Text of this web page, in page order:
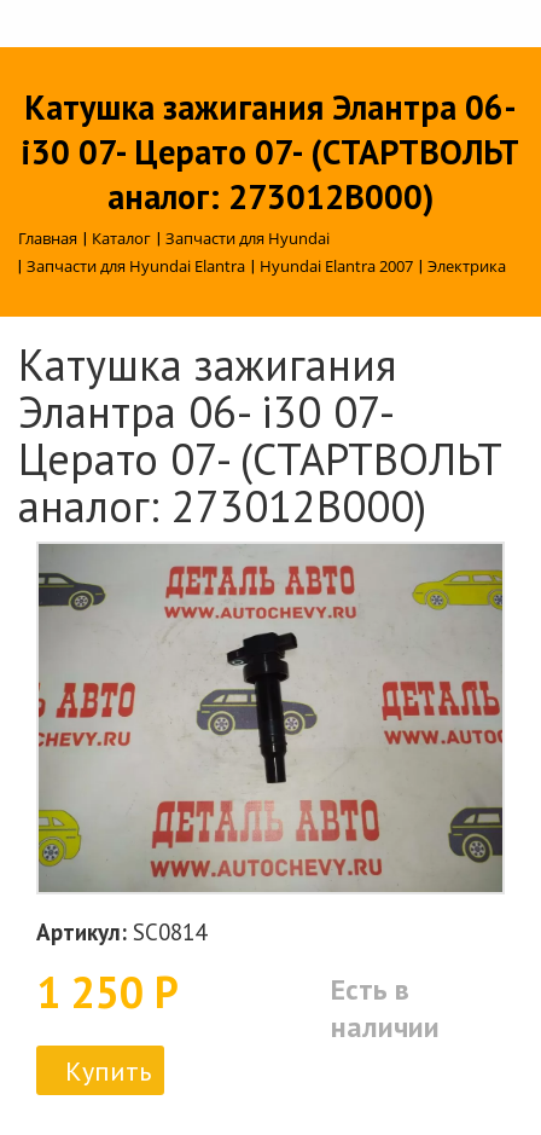
Катушка зажигания Элантра 06-
i30 07- Церато 07- (СТАРТВОЛЬТ
аналог: 273012B000)
Главная | Каталог | Запчасти для Hyundai
| Запчасти для Hyundai Elantra | Hyundai Elantra 2007 | Электрика
Катушка зажигания
Элантра 06- i30 07-
Церато 07- (СТАРТВОЛЬТ
аналог: 273012B000)
Артикул: SC0814
1 250 Р
Есть в
наличии
Купить